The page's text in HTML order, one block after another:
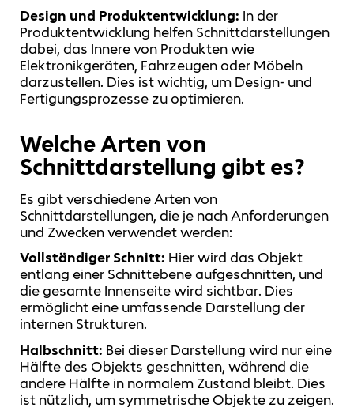
Design und Produktentwicklung: In der
Produktentwicklung helfen Schnittdarstellungen
dabei, das Innere von Produkten wie
Elektronikgeräten, Fahrzeugen oder Möbeln
darzustellen. Dies ist wichtig, um Design- und
Fertigungsprozesse zu optimieren.
Welche Arten von
Schnittdarstellung gibt es?
Es gibt verschiedene Arten von
Schnittdarstellungen, die je nach Anforderungen
und Zwecken verwendet werden:
Vollständiger Schnitt: Hier wird das Objekt
entlang einer Schnittebene aufgeschnitten, und
die gesamte Innenseite wird sichtbar. Dies
ermöglicht eine umfassende Darstellung der
internen Strukturen.
Halbschnitt: Bei dieser Darstellung wird nur eine
Hälfte des Objekts geschnitten, während die
andere Hälfte in normalem Zustand bleibt. Dies
ist nützlich, um symmetrische Objekte zu zeigen.